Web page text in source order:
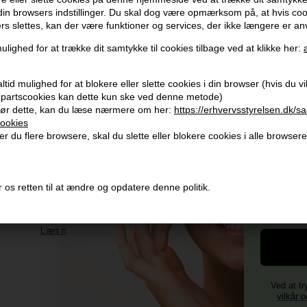
browsers indstillinger. Du skal dog være opmærksom på, at hvis
slettes, kan der være funktioner og services, der ikke længere er
for at trække dit samtykke til cookies tilbage ved at klikke her:
mulighed for at blokere eller slette cookies i din browser (hvis du
kan dette kun ske ved denne metode)
dette, kan du læse nærmere om her: https://erhvervsstyrelsen.dk/
du flere browsere, skal du slette eller blokere cookies i alle browsere.
os retten til at ændre og opdatere denne politik.
Modtag tilbud mm
Tilmeld dig nyhedsbrev - du kan altid afmelde det igen.
Navn
E-mail
TILMELD
Læs mere her
Vi
Og
Ved at
vilkår